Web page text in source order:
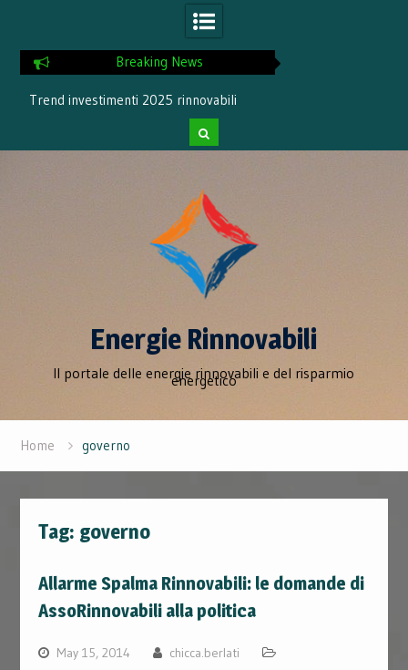
Breaking News
Trend investimenti 2025 rinnovabili
Energie Rinnovabili
Il portale delle energie rinnovabili e del risparmio
energetico
Home governo
Tag: governo
Allarme Spalma Rinnovabili: le domande di
AssoRinnovabili alla politica
May 15, 2014
chicca.berlati